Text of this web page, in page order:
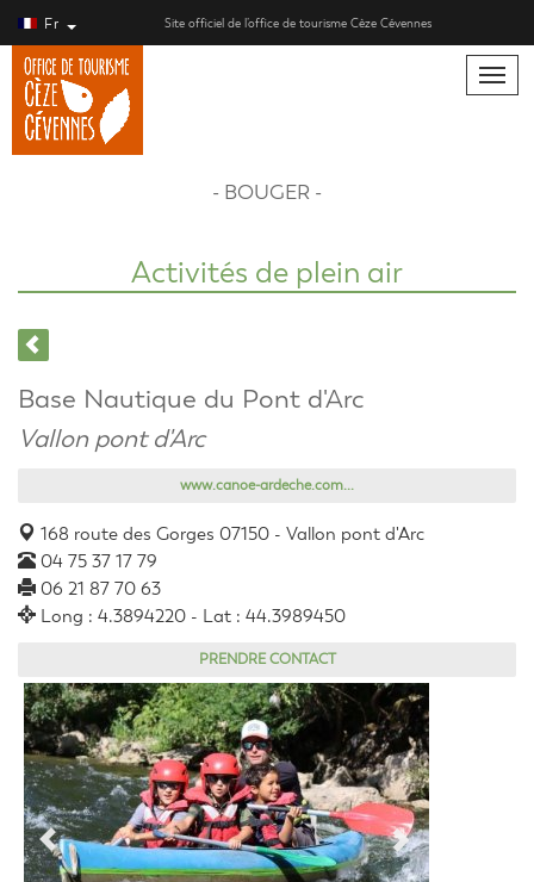
Fr Site officiel de l’office de tourisme Cèze Cévennes
Toggle
- BOUGER -
Activités de plein air
Base Nautique du Pont d'Arc
Vallon pont d'Arc
www.canoe-ardeche.com...
168 route des Gorges 07150 - Vallon pont d'Arc
04 75 37 17 79
06 21 87 70 63
Long : 4.3894220 - Lat : 44.3989450
PRENDRE CONTACT